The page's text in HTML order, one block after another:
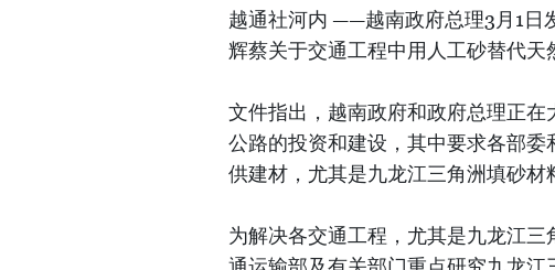
越通社河内 ——越南政府总理3月1日
辉蔡关于交通工程中用人工砂替代天
文件指出，越南政府和政府总理正
公路的投资和建设，其中要求各部
供建材，尤其是九龙江三角洲填砂材
为解决各交通工程，尤其是九龙江